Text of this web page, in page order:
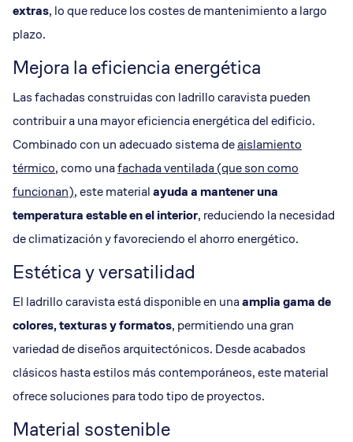
extras, lo que reduce los costes de mantenimiento a largo
plazo.
Mejora la eficiencia energética
Las fachadas construidas con ladrillo caravista pueden
contribuir a una mayor eficiencia energética del edificio.
Combinado con un adecuado sistema deaislamiento
térmico, como unafachada ventilada (que son como
funcionan), este materialayuda a mantener una
temperatura estable en el interior, reduciendo la necesidad
de climatización y favoreciendo el ahorro energético.
Estética y versatilidad
El ladrillo caravista está disponible en unaamplia gama de
colores, texturas y formatos, permitiendo una gran
variedad de diseños arquitectónicos. Desde acabados
clásicos hasta estilos más contemporáneos, este material
ofrece soluciones para todo tipo de proyectos.
Material sostenible